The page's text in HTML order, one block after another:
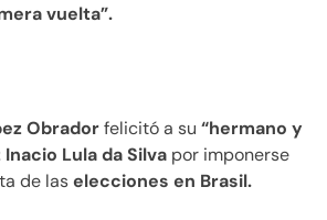
vuelta”.
Obradorfelicitó a su “hermano y
Inacio Lula da Silva por imponerse
de laselecciones en Brasil.